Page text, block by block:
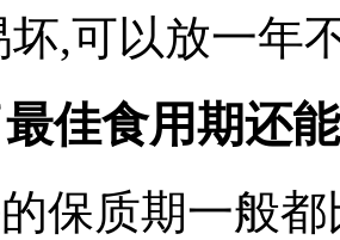
坏,可以放一年
佳食用期还
保质期一般